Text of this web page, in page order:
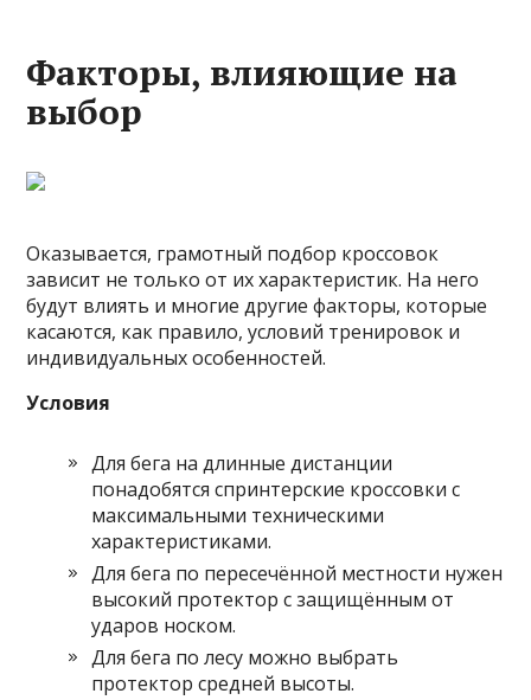
Факторы, влияющие на
выбор
Оказывается, грамотный подбор кроссовок
зависит не только от их характеристик. На него
будут влиять и многие другие факторы, которые
касаются, как правило, условий тренировок и
индивидуальных особенностей.
Условия
Для бега на длинные дистанции
понадобятся спринтерские кроссовки с
максимальными техническими
характеристиками.
Для бега по пересечённой местности нужен
высокий протектор с защищённым от
ударов носком.
Для бега по лесу можно выбрать
протектор средней высоты.